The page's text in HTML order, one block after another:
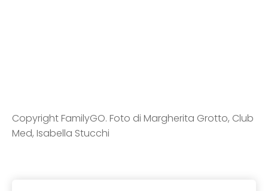
Copyright FamilyGO. Foto di Margherita Grotto, Club
Med, Isabella Stucchi